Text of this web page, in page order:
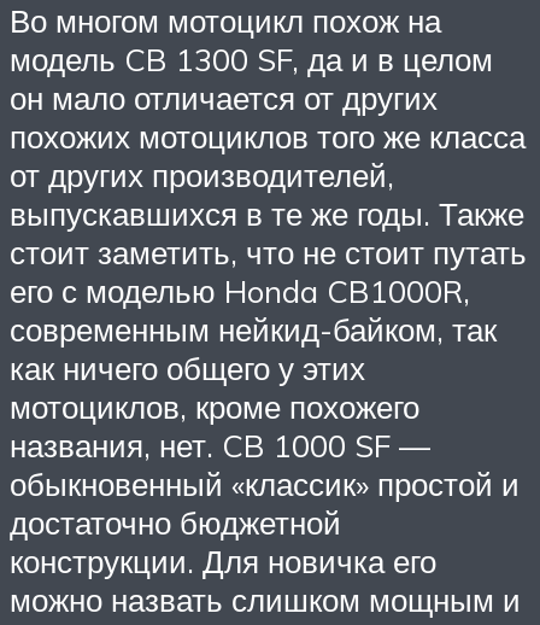
Во многом мотоцикл похож на
модель CB 1300 SF, да и в целом
он мало отличается от других
похожих мотоциклов того же класса
от других производителей,
выпускавшихся в те же годы. Также
стоит заметить, что не стоит путать
его с моделью Honda CB1000R,
современным нейкид-байком, так
как ничего общего у этих
мотоциклов, кроме похожего
названия, нет. CB 1000 SF —
обыкновенный «классик» простой и
достаточно бюджетной
конструкции. Для новичка его
можно назвать слишком мощным и